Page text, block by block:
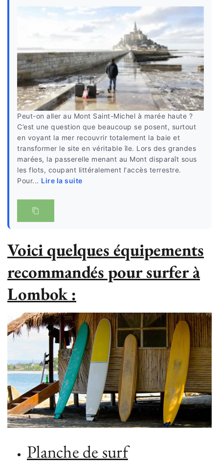
Peut-on aller au Mont Saint-Michel à marée haute ?
C’est une question que beaucoup se posent, surtout
en voyant la mer recouvrir totalement la baie et
transformer le site en véritable île. Lors des grandes
marées, la passerelle menant au Mont disparaît sous
les flots, coupant littéralement l'accès terrestre.
Pour... Lire la suite
Voici quelques équipements
recommandés pour surfer à
Lombok :
Planche de surf